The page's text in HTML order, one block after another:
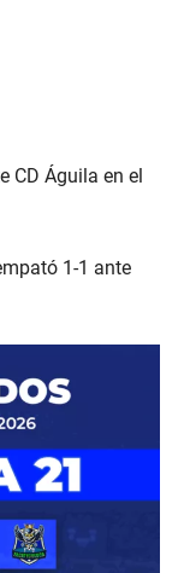
CD Águila en el
1-1 ante